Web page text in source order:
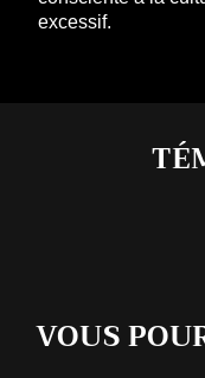
excessif.
VOUS